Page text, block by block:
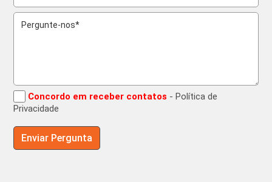
Concordo em receber contatos - Política de
Privacidade